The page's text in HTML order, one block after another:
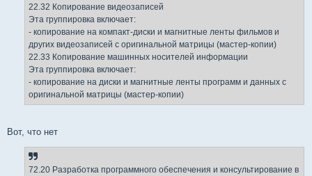
22.32 Копирование видеозаписей
Эта группировка включает:
- копирование на компакт-диски и магнитные ленты фильмов и
других видеозаписей с оригинальной матрицы (мастер-копии)
22.33 Копирование машинных носителей информации
Эта группировка включает:
- копирование на диски и магнитные ленты программ и данных с
оригинальной матрицы (мастер-копии)
Вот, что нет
72.20 Разработка программного обеспечения и консультирование в